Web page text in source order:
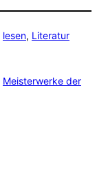
lesen, Literatur
Meisterwerke der